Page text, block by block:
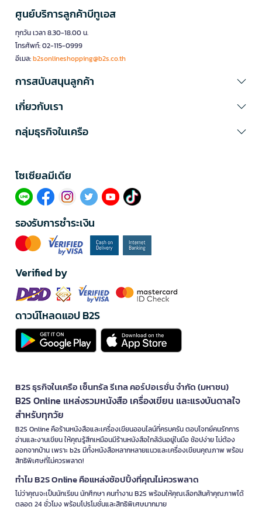
ศูนย์บริการลูกค้าบีทูเอส
ทุกวัน เวลา 8.30-18.00 น.
โทรศัพท์: 02-115-0999
อีเมล:b2sonlineshopping@b2s.co.th
การสนับสนุนลูกค้า
เกี่ยวกับเรา
กลุ่มธุรกิจในเครือ
โซเซียลมีเดีย​
รองรับการชำระเงิน
Verified by
ดาวน์โหลดแอป B2S
B2S ธุรกิจในเครือ เซ็นทรัล รีเทล คอร์ปอเรชั่น จำกัด (มหาชน)
B2S Online แหล่งรวมหนังสือ เครื่องเขียน และแรงบันดาลใจ
สำหรับทุกวัย
B2S Online คือร้านหนังสือและเครื่องเขียนออนไลน์ที่ครบครัน ตอบโจทย์คนรักการ
อ่านและงานเขียน ให้คุณรู้สึกเหมือนมีร้านหนังสือใกล้ฉันอยู่ในมือ ช้อปง่าย ไม่ต้อง
ออกจากบ้าน เพราะ b2s มีทั้งหนังสือหลากหลายแนวและเครื่องเขียนคุณภาพ พร้อม
สิทธิพิเศษที่ไม่ควรพลาด!
ทำไม B2S Online คือแหล่งช้อปปิ้งที่คุณไม่ควรพลาด
ไม่ว่าคุณจะเป็นนักเรียน นักศึกษา คนทำงาน B2S พร้อมให้คุณเลือกสินค้าคุณภาพได้
ตลอด 24 ชั่วโมง พร้อมโปรโมชั่นและสิทธิพิเศษมากมาย